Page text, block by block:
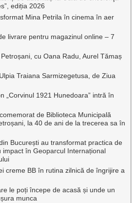
ediția 2026
Mina Petrila în cinema în aer
livrare pentru magazinul online – 7
cu Oana Radu, Aurel Tămaș
Traiana Sarmizegetusa, de Ziua
„Corvinul 1921 Hunedoara” intră în
de Biblioteca Municipală
la 40 de ani de la trecerea sa în
București au transformat practica de
în Geoparcul Internațional
creme BB în rutina zilnică de îngrijire a
le poți începe de acasă și unde un
munca